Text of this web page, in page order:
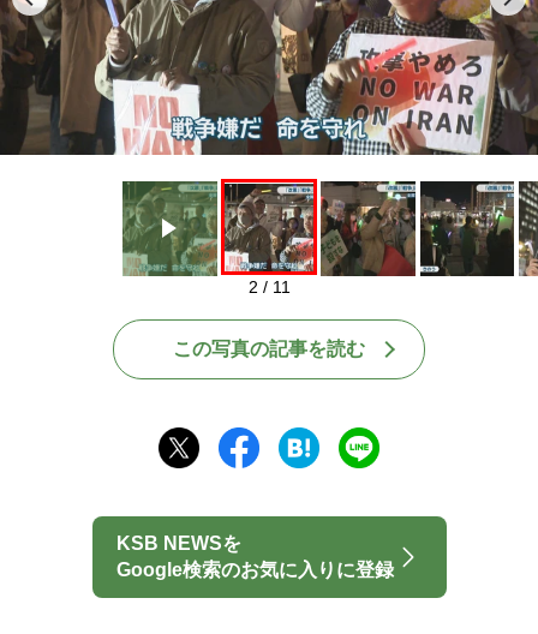
Play
2 / 11
この写真の記事を読む
KSB NEWSを
Google検索のお気に入りに登録